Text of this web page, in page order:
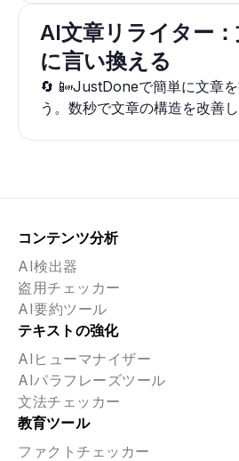
AI文章リライター
に言い換える
🔄 📴JustDoneで簡単に文章
う。数秒で文章の構造を改善し
コンテンツ分析
AI検出器
盗用チェッカー
AI要約ツール
テキストの強化
AIヒューマナイザー
AIパラフレーズツール
文法チェッカー
教育ツール
ファクトチェッカー